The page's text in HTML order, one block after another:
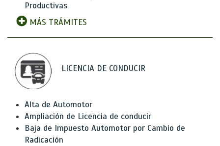
Productivas
MÁS TRÁMITES
LICENCIA DE CONDUCIR
Alta de Automotor
Ampliación de Licencia de conducir
Baja de Impuesto Automotor por Cambio de
Radicación